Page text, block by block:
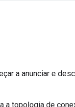
a anunciar e
a topologia de